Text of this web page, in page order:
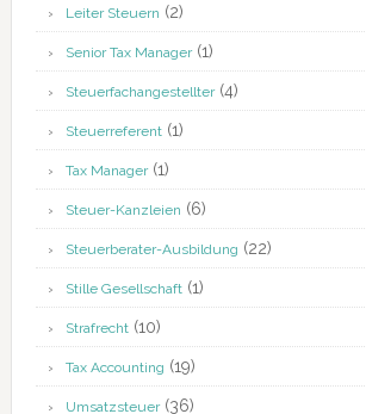
Leiter Steuern (2)
Senior Tax Manager(1)
Steuerfachangestellter(4)
Steuerreferent(1)
Tax Manager(1)
Steuer-Kanzleien (6)
Steuerberater-Ausbildung (22)
Stille Gesellschaft(1)
Strafrecht(10)
Tax Accounting (19)
Umsatzsteuer(36)